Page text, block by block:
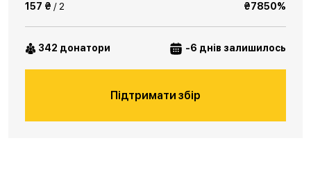
157 ₴ / 2 ₴7850%
342 донатори -6 днів залишилось
Підтримати збір